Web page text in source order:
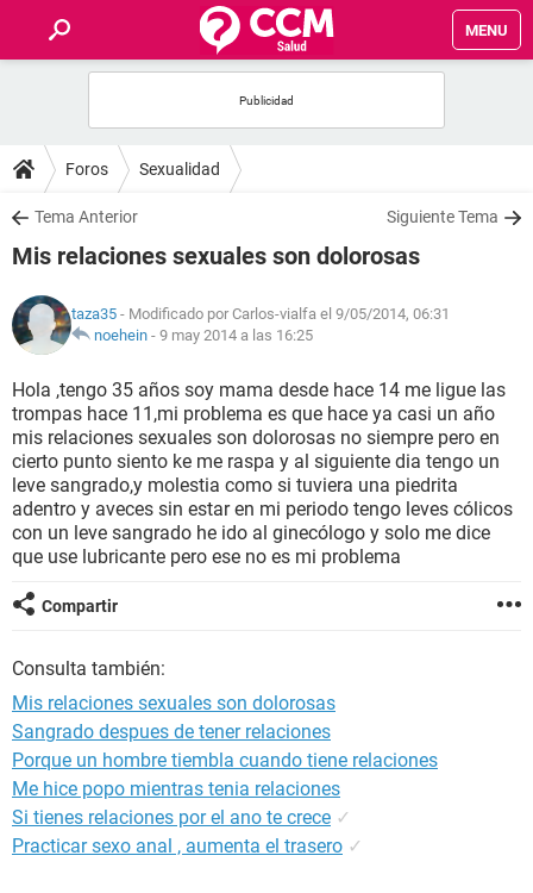
MENU
FOROS
SALUD
NUTRICIÓN
BIENESTAR
SEXUALIDAD
GLOSARIO
Foros Sexualidad
Tema Anterior Siguiente Tema
Mis relaciones sexuales son dolorosas
taza35 - Modificado por Carlos-vialfa el 9/05/2014, 06:31
noehein - 9 may 2014 a las 16:25
Hola ,tengo 35 años soy mama desde hace 14 me ligue las
trompas hace 11,mi problema es que hace ya casi un año
mis relaciones sexuales son dolorosas no siempre pero en
cierto punto siento ke me raspa y al siguiente dia tengo un
leve sangrado,y molestia como si tuviera una piedrita
adentro y aveces sin estar en mi periodo tengo leves cólicos
con un leve sangrado he ido al ginecólogo y solo me dice
que use lubricante pero ese no es mi problema
Compartir
Consulta también:
Mis relaciones sexuales son dolorosas
Sangrado despues de tener relaciones
Porque un hombre tiembla cuando tiene relaciones
Me hice popo mientras tenia relaciones
Si tienes relaciones por el ano te crece ✓
Practicar sexo anal , aumenta el trasero ✓